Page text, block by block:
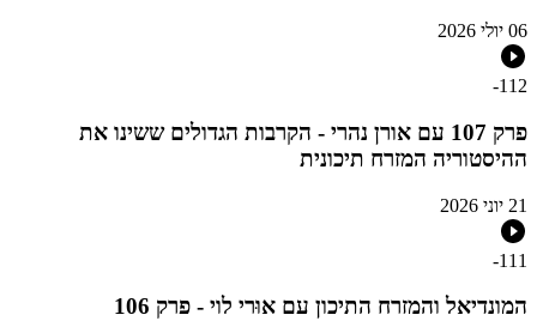
06 יולי 2026
112
-
פרק 107 עם אורן נהרי - הקרבות הגדולים ששינו את
ההיסטוריה המזרח תיכונית
21 יוני 2026
111
-
המונדיאל והמזרח התיכון עם אוּרי לוי - פרק 106